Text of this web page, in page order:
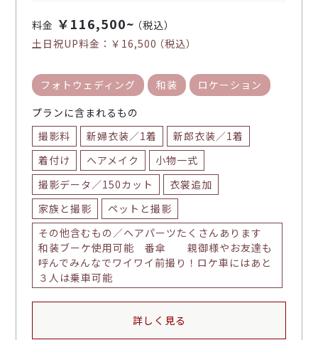
料金 ￥116,500~（税込）
土日祝UP料金： ￥16,500（税込）
フォトウェディング 和装
ロケーション
プランに含まれるもの
撮影料
新婦衣装／1着
新郎衣装／1着
着付け
ヘアメイク
小物一式
撮影データ／150カット
衣裳追加
家族と撮影
ペットと撮影
その他含むもの／ヘアパーツたくさんあります
和装ブーケ使用可能 番傘 親御様やお友達も
呼んでみんなでワイワイ前撮り！ロケ車にはあと
３人は乗車可能
詳しく見る